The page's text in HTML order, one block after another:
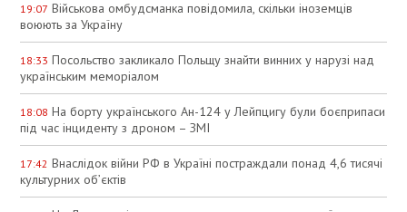
19:07 Військова омбудсманка повідомила, скільки іноземців
воюють за Україну
18:33 Посольство закликало Польщу знайти винних у нарузі над
українським меморіалом
18:08 На борту українського Ан-124 у Лейпцигу були боєприпаси
під час інциденту з дроном – ЗМІ
17:42 Внаслідок війни РФ в Україні постраждали понад 4,6 тисячі
культурних об’єктів